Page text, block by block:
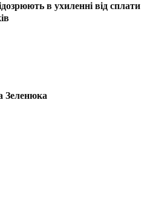
в ухиленні від сплати
Зеленюка